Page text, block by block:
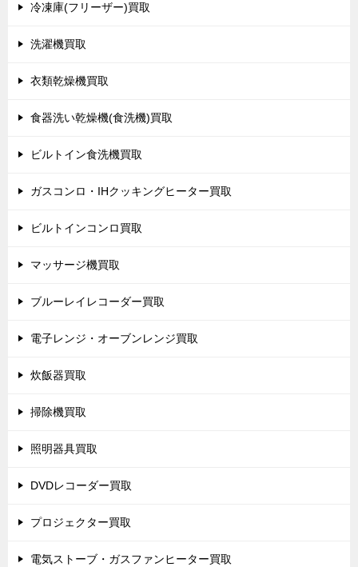
冷凍庫(フリーザー)買取
洗濯機買取
衣類乾燥機買取
食器洗い乾燥機(食洗機)買取
ビルトイン食洗機買取
ガスコンロ・IHクッキングヒーター買取
ビルトインコンロ買取
マッサージ機買取
ブルーレイレコーダー買取
電子レンジ・オーブンレンジ買取
炊飯器買取
掃除機買取
照明器具買取
DVDレコーダー買取
プロジェクター買取
電気ストーブ・ガスファンヒーター買取